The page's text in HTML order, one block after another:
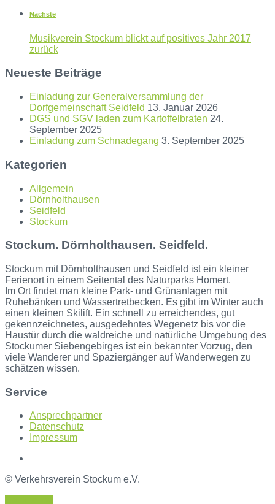
Nächste
Musikverein Stockum blickt auf positives Jahr 2017
zurück
Neueste Beiträge
Einladung zur Generalversammlung der
Dorfgemeinschaft Seidfeld 13. Januar 2026
DGS und SGV laden zum Kartoffelbraten 24.
September 2025
Einladung zum Schnadegang 3. September 2025
Kategorien
Allgemein
Dörnholthausen
Seidfeld
Stockum
Stockum. Dörnholthausen. Seidfeld.
Stockum mit Dörnholthausen und Seidfeld ist ein kleiner
Ferienort in einem Seitental des Naturparks Homert.
Im Ort findet man kleine Park- und Grünanlagen mit
Ruhebänken und Wassertretbecken. Es gibt im Winter auch
einen kleinen Skilift. Ein schnell zu erreichendes, gut
gekennzeichnetes, ausgedehntes Wegenetz bis vor die
Haustür durch die waldreiche und natürliche Umgebung des
Stockumer Siebengebirges ist ein bekannter Vorzug, den
viele Wanderer und Spaziergänger auf Wanderwegen zu
schätzen wissen.
Service
Ansprechpartner
Datenschutz
Impressum
© Verkehrsverein Stockum e.V.